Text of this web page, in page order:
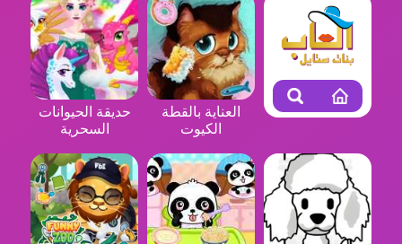
العناية بالقطة
الكيوت
حديقة الحيوانات
السحرية